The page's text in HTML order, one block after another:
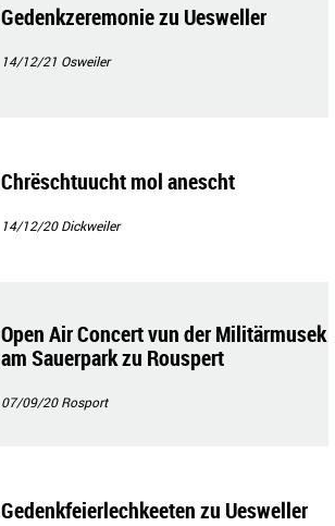
Gedenkzeremonie zu Uesweller
14/12/21 Osweiler
Chrëschtuucht mol anescht
14/12/20Dickweiler
Open Air Concert vun der Militärmusek
am Sauerpark zu Rouspert
07/09/20Rosport
Gedenkfeierlechkeeten zu Uesweller